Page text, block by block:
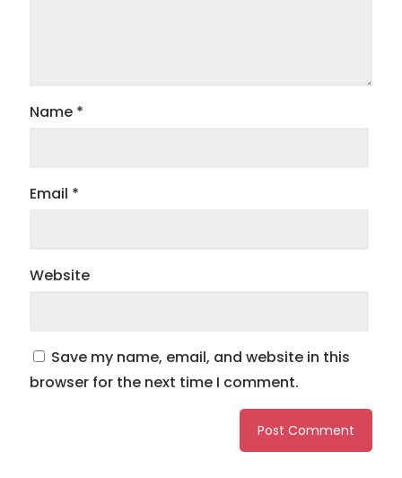
Name *
Email *
Website
Save my name, email, and website in this
browser for the next time I comment.